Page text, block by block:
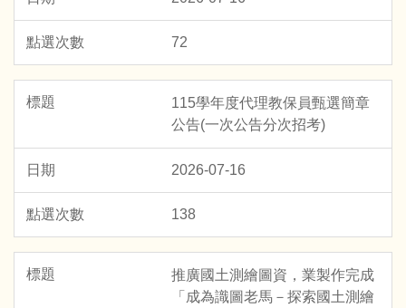
72
115學年度代理教保員甄選簡章
公告(一次公告分次招考)
2026-07-16
138
推廣國土測繪圖資，業製作完成
「成為識圖老馬－探索國土測繪